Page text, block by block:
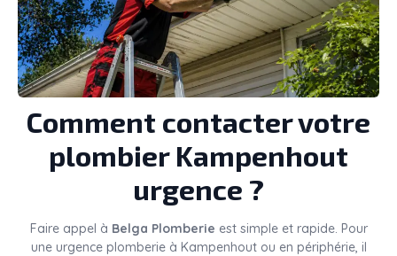
Comment contacter votre
plombier Kampenhout
urgence ?
Faire appel à Belga Plomberie est simple et rapide. Pour
une urgence plomberie à Kampenhout ou en périphérie, il